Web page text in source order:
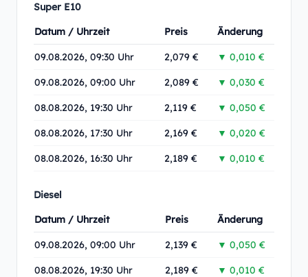
Super E10
Datum / Uhrzeit
Preis Änderung
09.08.2026, 09:30 Uhr 2,079 € ▼ 0,010 €
09.08.2026, 09:00 Uhr 2,089 € ▼ 0,030 €
08.08.2026, 19:30 Uhr 2,119 € ▼ 0,050 €
08.08.2026, 17:30 Uhr 2,169 € ▼ 0,020 €
08.08.2026, 16:30 Uhr 2,189 € ▼ 0,010 €
Diesel
Datum / Uhrzeit
Preis Änderung
09.08.2026, 09:00 Uhr 2,139 € ▼ 0,050 €
08.08.2026, 19:30 Uhr 2,189 € ▼ 0,010 €